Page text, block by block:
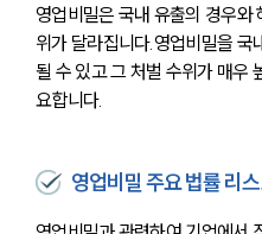
영업비밀은 국내 유출의 경우와
위가 달라집니다.영업비밀을 국
될 수 있고 그 처벌 수위가 매우
요합니다.
영업비밀 주요 법률 리